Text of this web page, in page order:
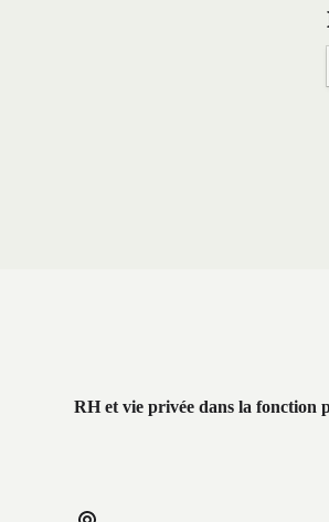
RH et vie privée dans la fonction